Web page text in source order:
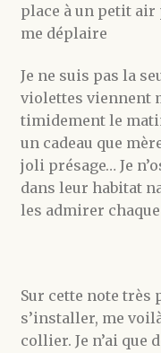
place à un petit
me déplaire
Je ne suis pas la
violettes viennent
timidement le
un cadeau que
joli présage… Je
dans leur habitat
les admirer
Sur cette note très
s’installer, me
collier. Je n’ai que